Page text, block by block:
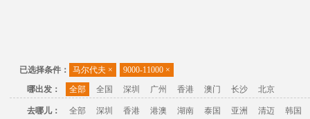
已选择条件： 马尔代夫 × 9000-11000 ×
哪出发：
全部 全国 深圳 广州 香港 澳门 长沙 北京
去哪儿： 全部 深圳 香港 港澳 湖南 泰国 亚洲 清迈
韩国